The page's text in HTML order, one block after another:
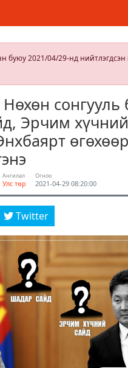
буюу 2021/04/29-нд нийтлэгдсэн
сонгууль
Эрчим
өгөхөөр
Ангилал
Улс төр
Огноо
2021-04-29 08:20:00
Twitter